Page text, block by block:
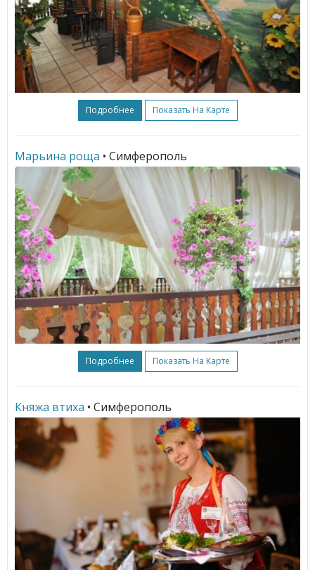
Подробнее Показать На Карте
Марьина роща • Симферополь
Подробнее Показать На Карте
Княжа втиха • Симферополь